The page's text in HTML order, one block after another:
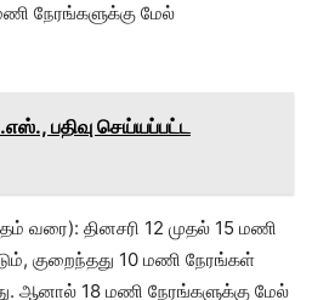
நேரங்களுக்கு மேல்
பதிவு செய்யப்பட்ட
வரை): தினசரி 12 முதல் 15 மணி
குறைந்தது 10 மணி நேரங்கள்
ஆனால் 18 மணி நேரங்களுக்கு மேல்